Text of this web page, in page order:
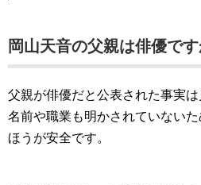
岡山天音の父親は俳優です
父親が俳優だと公表された事実
名前や職業も明かされていない
ほうが安全です。